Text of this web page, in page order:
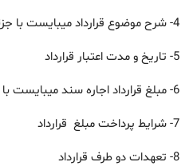
4- شرح موضوع قرارداد میبایست با جزئیات در قرارداد
5- تاریخ و مدت اعتبار قرارداد
6- مبلغ قرارداد اجاره سند میبایست با جزئیات کامل در آن درج شود
7- شرایط پرداخت مبلغ قرارداد
8- تعهدات دو طرف قرارداد